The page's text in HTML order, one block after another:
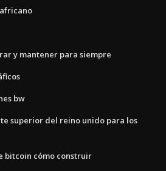
y mantener para siempre
bw
superior del reino unido para los
bitcoin cómo construir